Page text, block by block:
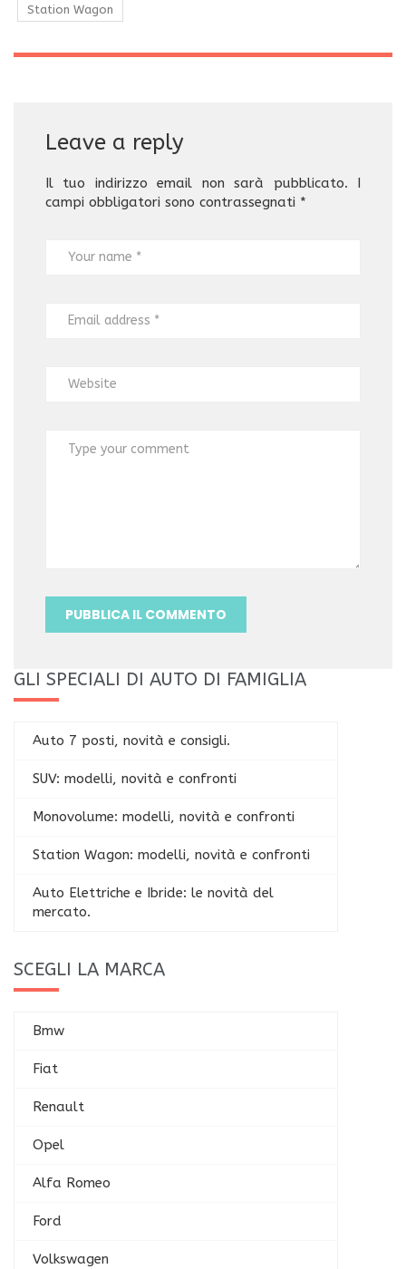
Station Wagon
Leave a reply
Il tuo indirizzo email non sarà pubblicato. I
campi obbligatori sono contrassegnati *
GLI SPECIALI DI AUTO DI FAMIGLIA
Auto 7 posti, novità e consigli.
SUV: modelli, novità e confronti
Monovolume: modelli, novità e confronti
Station Wagon: modelli, novità e confronti
Auto Elettriche e Ibride: le novità del
mercato.
SCEGLI LA MARCA
Bmw
Fiat
Renault
Opel
Alfa Romeo
Ford
Volkswagen